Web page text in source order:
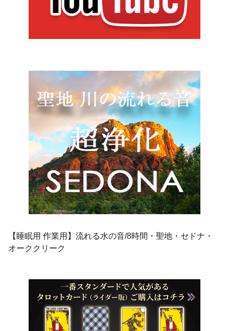
【睡眠用 作業用】流れる水の音/8時間・聖地・セドナ・
オーククリーク